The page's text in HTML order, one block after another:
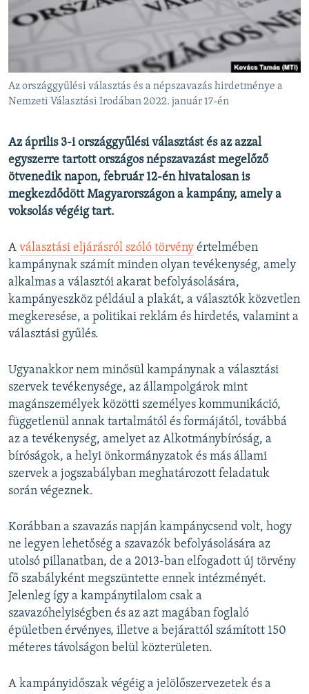
EURÓPAI UNIÓ
A MÚLT TANULSÁGAI
Valamennyi RFE/RL weboldal
Az országgyűlési választás és a népszavazás hirdetménye a
Nemzeti Választási Irodában 2022. január 17-én
Az április 3-i országgyűlési választást és az azzal
egyszerre tartott országos népszavazást megelőző
ötvenedik napon, február 12-én hivatalosan is
megkezdődött Magyarországon a kampány, amely a
voksolás végéig tart.
A választási eljárásról szóló törvény értelmében
kampánynak számít minden olyan tevékenység, amely
alkalmas a választói akarat befolyásolására,
kampányeszköz például a plakát, a választók közvetlen
megkeresése, a politikai reklám és hirdetés, valamint a
választási gyűlés.
Ugyanakkor nem minősül kampánynak a választási
szervek tevékenysége, az állampolgárok mint
magánszemélyek közötti személyes kommunikáció,
függetlenül annak tartalmától és formájától, továbbá
az a tevékenység, amelyet az Alkotmánybíróság, a
bíróságok, a helyi önkormányzatok és más állami
szervek a jogszabályban meghatározott feladatuk
során végeznek.
Korábban a szavazás napján kampánycsend volt, hogy
ne legyen lehetőség a szavazók befolyásolására az
utolsó pillanatban, de a 2013-ban elfogadott új törvény
fő szabályként megszüntette ennek intézményét.
Jelenleg így a kampánytilalom csak a
szavazóhelyiségben és az azt magában foglaló
épületben érvényes, illetve a bejárattól számított 150
méteres távolságon belül közterületen.
A kampányidőszak végéig a jelölőszervezetek és a